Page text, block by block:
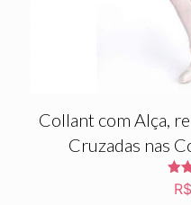
Collant com Alça,
Cruzadas nas
R$